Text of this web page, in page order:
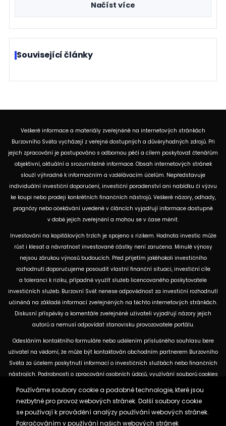
Načíst více
Veškeré informace a materiály zveřejněné na internetových stránkách
Burzovního Světa vycházejí z veřejně dostupných a důvěryhodných zdrojů. Při
jejich zpracování je postupováno s odbornou péčí a cílem poskytovat čtenářům
objektivní, aktuální a srozumitelné informace. Obsah internetových stránek
slouží výhradně k informačním a vzdělávacím účelům. Nepředstavuje
individuální investiční doporučení, investiční poradenství ani nabídku či výzvu
ke koupi nebo prodeji konkrétních finančních nástrojů. Veškeré názory, odhady,
prognózy nebo očekávání uvedené v článcích vyjadřují informace dostupné
v době jejich zveřejnění a mohou se v čase měnit.
Investování na kapitálových trzích je spojeno s rizikem. Hodnota investic může
růst i klesat a návratnost investované částky není zaručena. Minulé výnosy
nejsou zárukou výnosů budoucích. Před přijetím jakéhokoli investičního
rozhodnutí doporučujeme posoudit vlastní finanční situaci, investiční cíle
a toleranci k riziku, případně využít služeb licencovaného poskytovatele
investičních služeb. Burzovní Svět nenese odpovědnost za investiční rozhodnutí
učiněná na základě informací zveřejněných na těchto internetových stránkách.
Diskusní příspěvky a komentáře zveřejněné uživateli vyjadřují názory jejich
autorů a nemusí odpovídat stanovisku provozovatele portálu.
Odesláním kontaktního formuláře nebo udělením příslušného souhlasu bere
uživatel na vědomí, že může být kontaktován obchodním partnerem Burzovního
Světa za účelem poskytnutí informací o investičních službách nebo finančních
nástrojích. Podrobnosti o zpracování osobních údajů, využívání souborů cookies
a obchodních partnerech jsou uvedeny v příslušných dokumentech
dostupných na těchto internetových stránkách. U jednotlivých článků mohou
být uvedeny informace o použitých zdrojích, datu původní analýzy nebo datu,
Používáme soubory cookie a podobné technologie, které jsou
nezbytné pro provoz webových stránek. Další soubory cookie
se používají k provádění analýzy používání webových stránek.
Pokračováním v používání našich webových stránek